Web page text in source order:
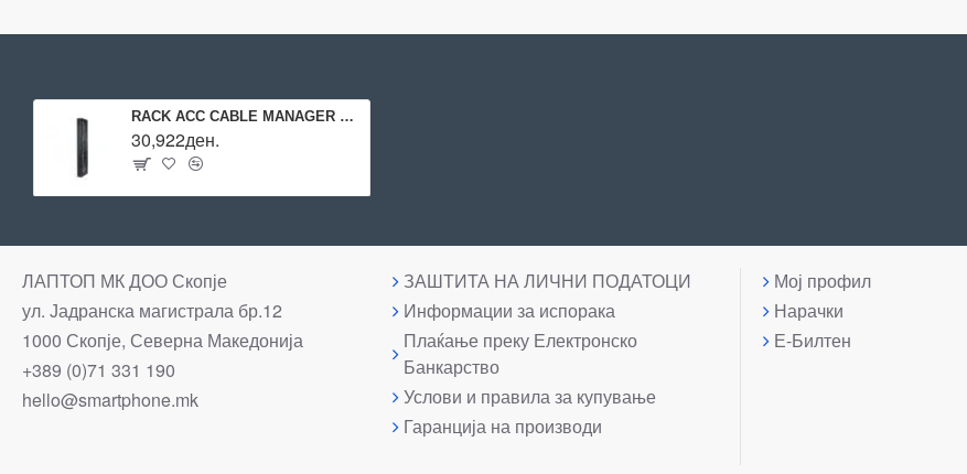
RACK ACC CABLE MANAGER VERT./DDOUBLE SIDED AR8725 APC
30,922ден.
ЛАПТОП МК ДОО Скопје
ул. Јадранска магистрала бр.12
1000 Скопје, Северна Македонија
+389 (0)71 331 190
hello@smartphone.mk
ЗАШТИТА НА ЛИЧНИ ПОДАТОЦИ
Информации за испорака
Плаќање преку Електронско
Банкарство
Услови и правила за купување
Гаранција на производи
Мој профил
Нарачки
Е-Билтен